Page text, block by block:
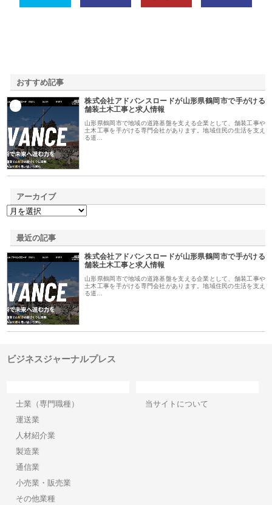
おすすめ記事
株式会社アドバンスロードが山形県鶴岡市で手がける
舗装土木工事と求人情報
山形県鶴岡市で地域の道路基盤を支える企業として、舗装工事や
土木工事を手がける専門会社があります。地域住民の生活を支え
る道…
アーカイブ
最近の記事
株式会社アドバンスロードが山形県鶴岡市で手がける
舗装土木工事と求人情報
山形県鶴岡市で地域の道路基盤を支える企業として、舗装工事や
土木工事を手がける専門会社があります。地域住民の生活を支え
る道…
ビジネスジャーナルプレス
士業（専門職種）
運送業
人材紹介業
製造業
通信業
小売業・販売業
その他業種
当サイトについて